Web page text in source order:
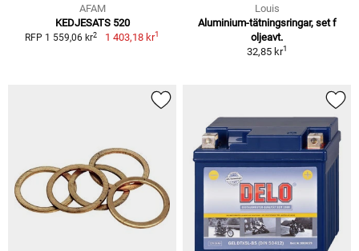
AFAM
KEDJESATS 520
RFP 1 559,06 kr2 1 403,18 kr1
Louis
Aluminium-tätningsringar, set f
oljeavt.
32,85 kr1